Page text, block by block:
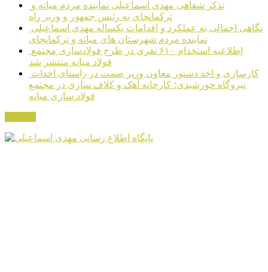
ترکمانچای به رئیس جمهور و وزیر راه
نماینده مردم شهرستان های میانه و ترکمانچای
فولاد میانه منتشر شد
نیروگاه خورشیدی؛ کارخانه آهک و کلاف سازی در مجتمع
فولاد سازی میانه